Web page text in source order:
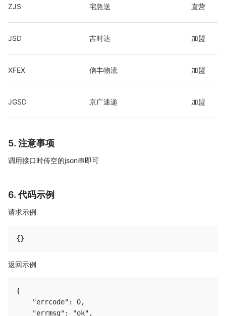
ZJS 宅急送 直营
JSD 吉时达 加盟
XFEX 信丰物流 加盟
JGSD 京广速递 加盟
5. 注意事项
调用接口时传空的json串即可
6. 代码示例
请求示例
返回示例
{
    "errcode": 0,
    "errmsg": "ok",